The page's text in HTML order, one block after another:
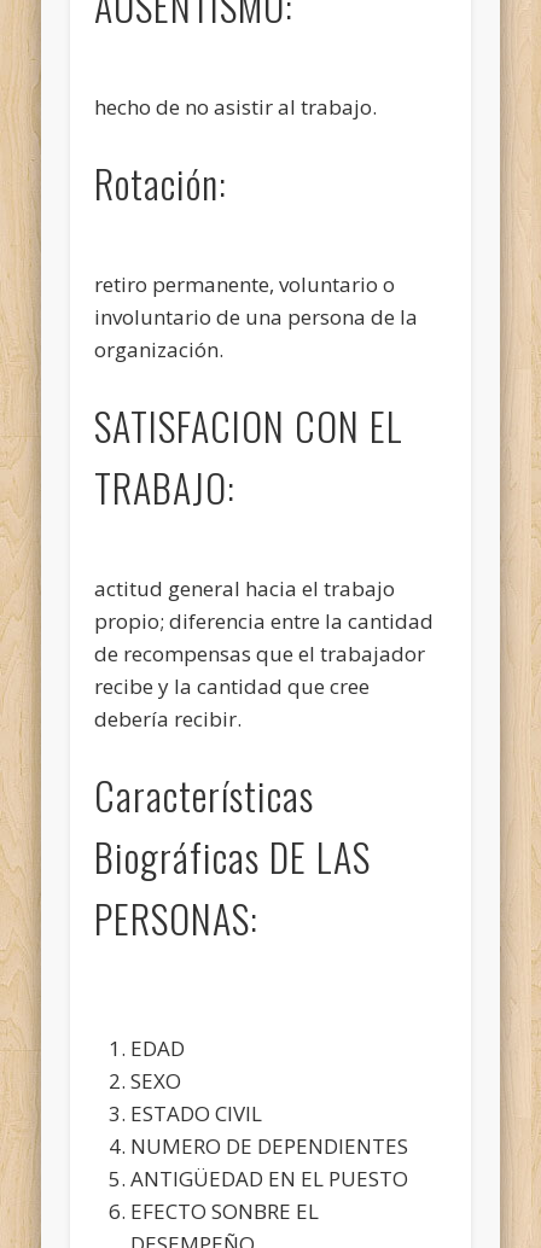
hecho de no asistir al trabajo.
Rotación:
retiro permanente, voluntario o
involuntario de una persona de la
organización.
SATISFACION CON EL
TRABAJO:
actitud general hacia el trabajo
propio; diferencia entre la cantidad
de recompensas que el trabajador
recibe y la cantidad que cree
debería recibir.
Características
Biográficas DE LAS
PERSONAS:
EDAD
SEXO
ESTADO CIVIL
NUMERO DE DEPENDIENTES
ANTIGÜEDAD EN EL PUESTO
EFECTO SONBRE EL